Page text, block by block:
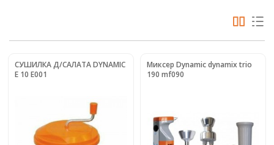
СУШИЛКА Д/САЛАТА DYNAMIC
E 10 E001
Миксер Dynamic dynamix trio
190 mf090